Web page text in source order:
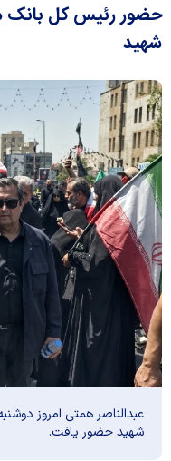
حضور رئیس کل بانک
شهید
شهید حضور یافت.